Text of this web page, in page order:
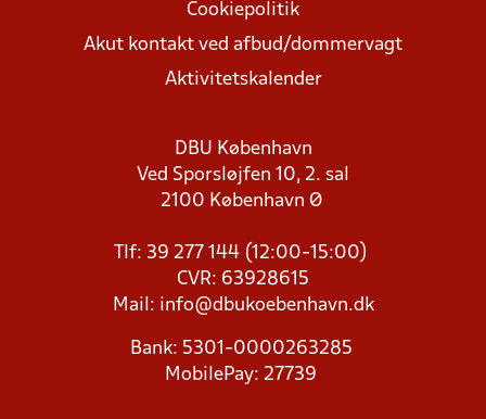
Cookiepolitik
Akut kontakt ved afbud/dommervagt
Aktivitetskalender
DBU København
Ved Sporsløjfen 10, 2. sal
2100 København Ø
Tlf: 39 277 144 (12:00-15:00)
CVR: 63928615
Mail: info@dbukoebenhavn.dk
Bank: 5301-0000263285
MobilePay: 27739